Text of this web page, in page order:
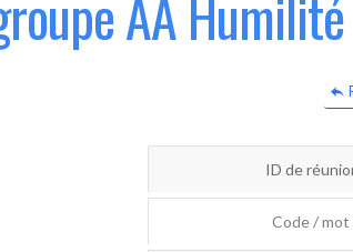
AA Humilité
ID de
Code / mot